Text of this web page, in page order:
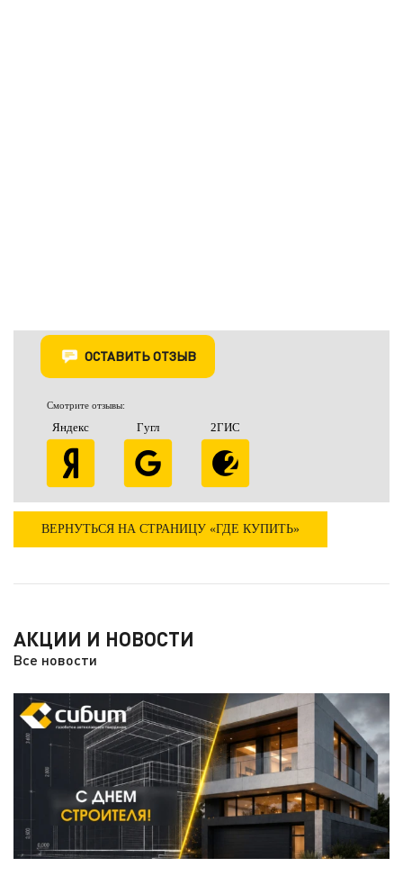
ОСТАВИТЬ ОТЗЫВ
Смотрите отзывы:
Яндекс Гугл 2ГИС
ВЕРНУТЬСЯ НА СТРАНИЦУ «ГДЕ КУПИТЬ»
АКЦИИ И НОВОСТИ
Все новости